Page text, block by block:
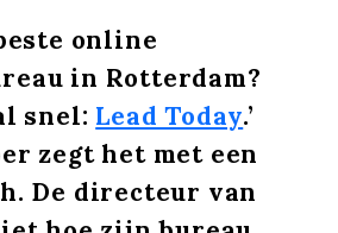
online
in Rotterdam?
snel: Lead Today.’
zegt het met een
De directeur van